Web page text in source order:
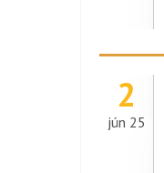
2
jún 25